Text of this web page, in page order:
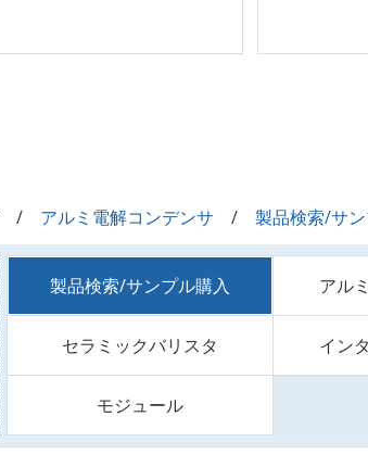
アルミ電解コンデンサ 製品検索/サ
製品検索/サンプル購入 アル
セラミックバリスタ イン
モジュール